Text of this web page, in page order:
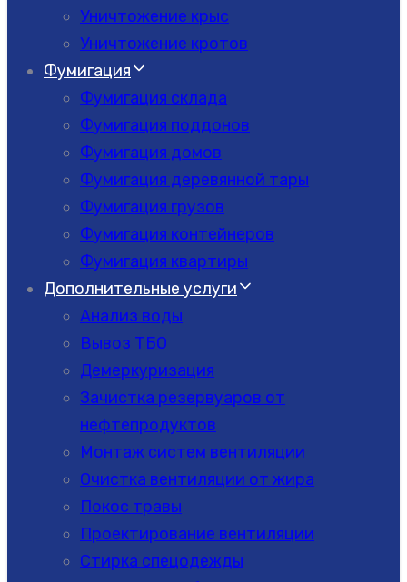
Уничтожение крыс
Уничтожение кротов
Фумигация
Фумигация склада
Фумигация поддонов
Фумигация домов
Фумигация деревянной тары
Фумигация грузов
Фумигация контейнеров
Фумигация квартиры
Дополнительные услуги
Анализ воды
Вывоз ТБО
Демеркуризация
Зачистка резервуаров от
нефтепродуктов
Монтаж систем вентиляции
Очистка вентиляции от жира
Покос травы
Проектирование вентиляции
Стирка спецодежды